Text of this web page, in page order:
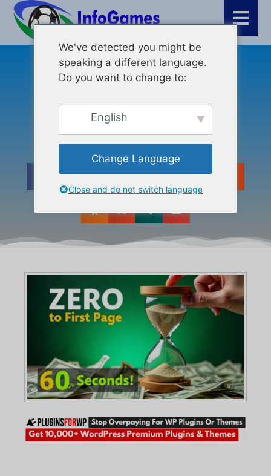
Άρθρα ,Τελευταία νέα,Μάρκετινγκ
Instantly!
We've detected you might be
speaking a different language.
Do you want to change to:
English
Change Language
Close and do not switch language